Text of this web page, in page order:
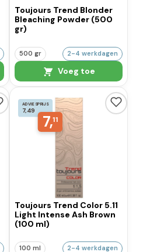
Toujours Trend Blonder
Bleaching Powder (500
gr)
500 gr 2-4 werkdagen
Voeg toe
ADVIESPRIJS
7,49
7,11
Toujours Trend Color 5.11
Light Intense Ash Brown
(100 ml)
100 ml 2-4 werkdagen